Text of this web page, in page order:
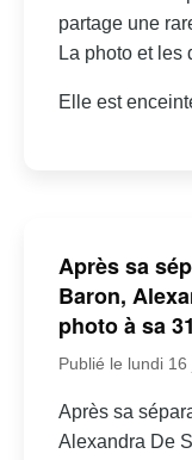
partage une
La photo et les
Elle est
Après sa
Baron,
photo à sa
Publié le lundi
Après sa
Alexandra De